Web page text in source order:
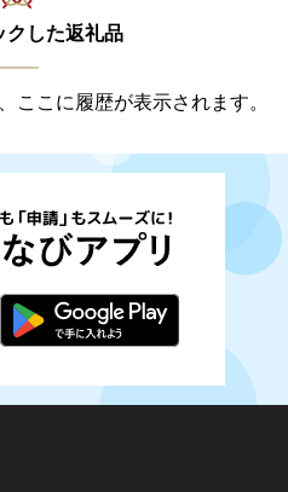
クした返礼品
ここに履歴が表示されます。